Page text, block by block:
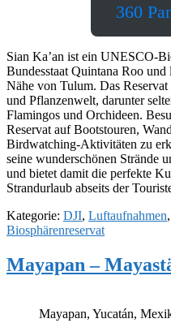
360
Sian Ka’an ist ein UNESCO-
Bundesstaat Quintana Roo
Nähe von Tulum. Das
und Pflanzenwelt, darunter
Flamingos und Orchideen.
Reservat auf Bootstouren,
Birdwatching-Aktivitäten zu
seine wunderschönen Strände
und bietet damit die perfekte
Strandurlaub abseits der
Kategorie: DJI, Luftaufnahmen,
Biosphärenreservat
Mayapan –
Mayapan, Yucatán,